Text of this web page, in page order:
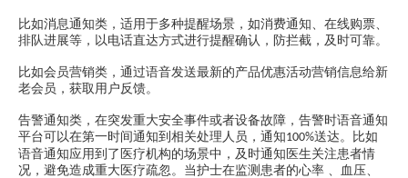
比如消息通知类，适用于多种提醒场景，如消费通知、在线购票、
排队进展等，以电话直达方式进行提醒确认，防拦截，及时可靠。
比如会员营销类，通过语音发送最新的产品优惠活动营销信息给新
老会员，获取用户反馈。
告警通知类，在突发重大安全事件或者设备故障，告警时语音通知
平台可以在第一时间通知到相关处理人员，通知100%送达。比如
语音通知应用到了医疗机构的场景中，及时通知医生关注患者情
况，避免造成重大医疗疏忽。当护士在监测患者的心率
、血压、